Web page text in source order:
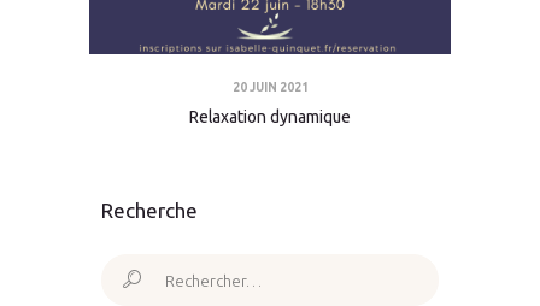
20 JUIN 2021
Relaxation dynamique
Recherche
Rechercher :